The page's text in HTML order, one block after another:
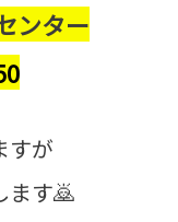
ンター
すが
ます🙇